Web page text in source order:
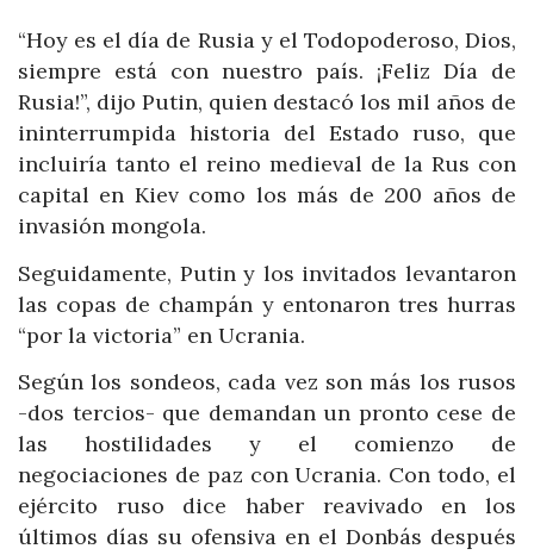
“Hoy es el día de Rusia y el Todopoderoso, Dios,
siempre está con nuestro país. ¡Feliz Día de
Rusia!”, dijo Putin, quien destacó los mil años de
ininterrumpida historia del Estado ruso, que
incluiría tanto el reino medieval de la Rus con
capital en Kiev como los más de 200 años de
invasión mongola.
Seguidamente, Putin y los invitados levantaron
las copas de champán y entonaron tres hurras
“por la victoria” en Ucrania.
Según los sondeos, cada vez son más los rusos
-dos tercios- que demandan un pronto cese de
las hostilidades y el comienzo de
negociaciones de paz con Ucrania. Con todo, el
ejército ruso dice haber reavivado en los
últimos días su ofensiva en el Donbás después